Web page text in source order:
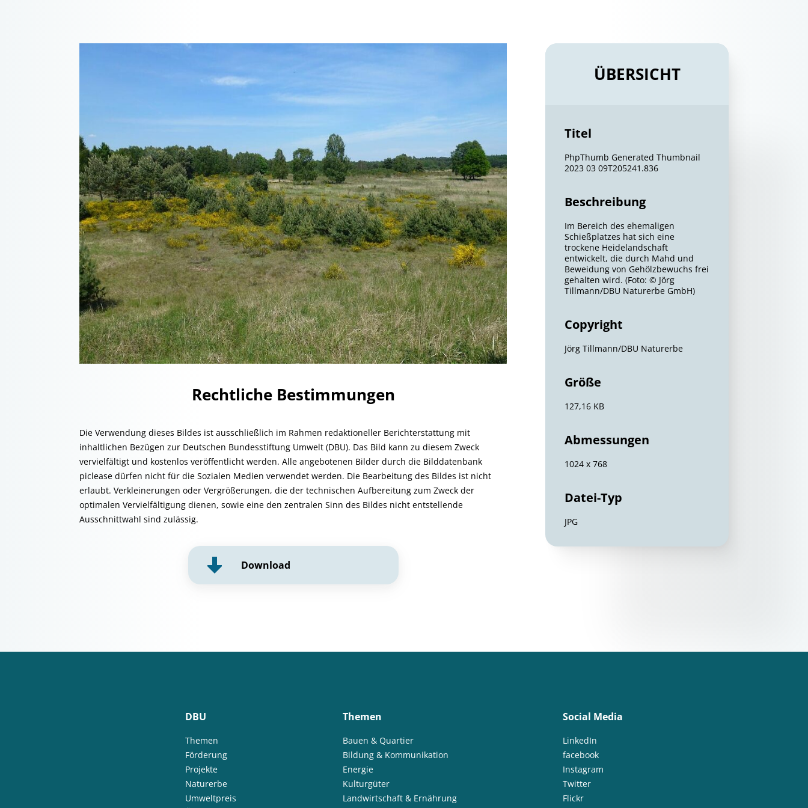
Rechtliche Bestimmungen
Die Verwendung dieses Bildes ist ausschließlich im Rahmen redaktioneller Berichterstattung mit
inhaltlichen Bezügen zur Deutschen Bundesstiftung Umwelt (DBU). Das Bild kann zu diesem Zweck
vervielfältigt und kostenlos veröffentlicht werden. Alle angebotenen Bilder durch die Bilddatenbank
piclease dürfen nicht für die Sozialen Medien verwendet werden. Die Bearbeitung des Bildes ist nicht
erlaubt. Verkleinerungen oder Vergrößerungen, die der technischen Aufbereitung zum Zweck der
optimalen Vervielfältigung dienen, sowie eine den zentralen Sinn des Bildes nicht entstellende
Ausschnittwahl sind zulässig.
Download
ÜBERSICHT
Titel
PhpThumb Generated Thumbnail
2023 03 09T205241.836
Beschreibung
Im Bereich des ehemaligen
Schießplatzes hat sich eine
trockene Heidelandschaft
entwickelt, die durch Mahd und
Beweidung von Gehölzbewuchs frei
gehalten wird. (Foto: © Jörg
Tillmann/DBU Naturerbe GmbH)
Copyright
Jörg Tillmann/DBU Naturerbe
Größe
127,16 KB
Abmessungen
1024 x 768
Datei-Typ
JPG
DBU
Themen
Förderung
Projekte
Naturerbe
Umweltpreis
Themen
Bauen & Quartier
Bildung & Kommunikation
Energie
Kulturgüter
Landwirtschaft & Ernährung
Social Media
LinkedIn
facebook
Instagram
Twitter
Flickr